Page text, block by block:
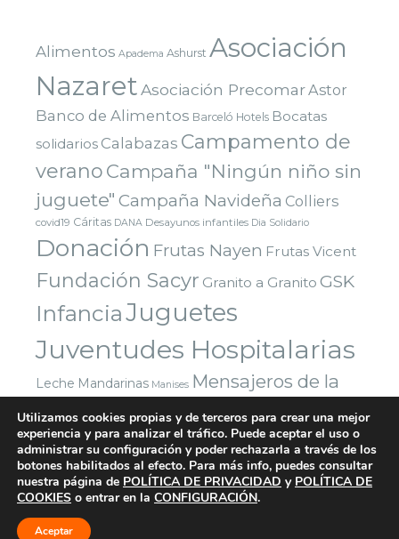
Alimentos Apadema Ashurst Asociación
NazaretAsociación PrecomarAstor
Banco de Alimentos Barceló Hotels Bocatas
solidarios Calabazas Campamento de
verano Campaña "Ningún niño sin
juguete" Campaña Navideña Colliers
covid19 Cáritas DANA Desayunos infantiles Dia Solidario
Donación Frutas Nayen Frutas Vicent
Fundación Sacyr Granito a Granito GSK
InfanciaJuguetes
Juventudes Hospitalarias
Leche Mandarinas Manises Mensajeros de la
Paz Montealto Navidad Nazaret Paradigma Digital
Parla Premio Red Solidaria Bankia Reyes Magos
Sorteo Valencia VoluntariosVuelta al coleYuncos
Utilizamos cookies propias y de terceros para crear una mejor
experiencia y para analizar el tráfico. Puede aceptar el uso o
administrar su configuración y poder rechazarla a través de los
botones habilitados al efecto. Para más info, puedes consultar
nuestra página de POLÍTICA DE PRIVACIDAD y POLÍTICA DE
COOKIES o entrar en la CONFIGURACIÓN.
Aceptar